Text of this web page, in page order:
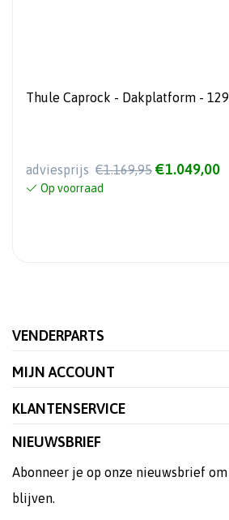
Thule Caprock -
adviesprijs €1.169,95 €1.049,00
Op voorraad
VENDERPARTS
MIJN ACCOUNT
KLANTENSERVICE
NIEUWSBRIEF
Abonneer je op onze nieuwsbrief
blijven.